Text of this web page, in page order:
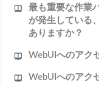
最も重要な作業
が発生している
ありますか？
WebUIへのアク
WebUIへのアク